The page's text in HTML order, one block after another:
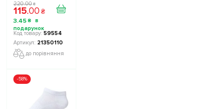
220.00 ₴
115.00 ₴
3.45 ₴
59554
21350110
до порівняння
-58%